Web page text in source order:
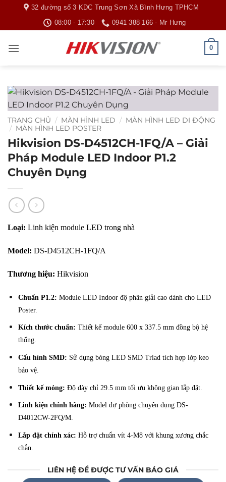
nội
dung
32 đường số 3 KDC Trung Sơn Xã Bình Hưng TPHCM
08:00 - 17:30
0941 388 166 - Mr Hưng
0
TRANG CHỦ / MÀN HÌNH LED / MÀN HÌNH LED DI ĐỘNG
/ MÀN HÌNH LED POSTER
Hikvision DS-D4512CH-1FQ/A – Giải
Pháp Module LED Indoor P1.2
Chuyên Dụng
Loại: Linh kiện module LED trong nhà
Model: DS-D4512CH-1FQ/A
Thương hiệu: Hikvision
Chuẩn P1.2: Module LED Indoor độ phân giải cao dành cho LED
Poster.
Kích thước chuẩn: Thiết kế module 600 x 337.5 mm đồng bộ hệ
thống.
Cấu hình SMD: Sử dụng bóng LED SMD Triad tích hợp lớp keo
bảo vệ.
Thiết kế mỏng: Độ dày chỉ 29.5 mm tối ưu không gian lắp đặt.
Linh kiện chính hãng: Model dự phòng chuyên dụng DS-
D4012CW-2FQ/M.
Lắp đặt chính xác: Hỗ trợ chuẩn vít 4-M8 với khung xương chắc
chắn
LIÊN HỆ ĐỂ ĐƯỢC TƯ VẤN BÁO GIÁ